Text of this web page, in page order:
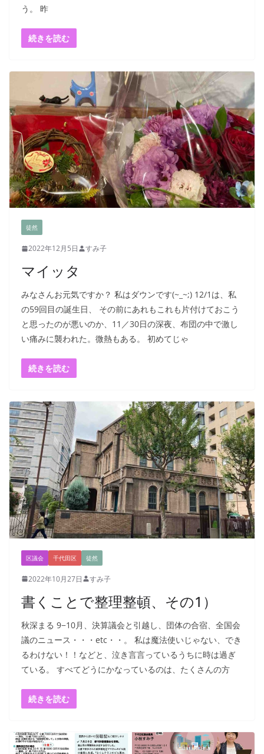
う。 昨
続きを読む
徒然
2022年12月5日 すみ子
マイッタ
みなさんお元気ですか？ 私はダウンです(~_~;) 12/1は、私
の59回目の誕生日、 その前にあれもこれも片付けておこう
と思ったのが悪いのか、11／30日の深夜、布団の中で激し
い痛みに襲われた。微熱もある。 初めてじゃ
続きを読む
区議会 千代田区 徒然
2022年10月27日 すみ子
書くことで整理整頓、その1）
秋深まる 9−10月、決算議会と引越し、団体の合宿、全国会
議のニュース・・・etc・・。 私は魔法使いじゃない、でき
るわけない！！などと、泣き言言っているうちに時は過ぎ
ている。 すべてどうにかなっているのは、たくさんの方
続きを読む